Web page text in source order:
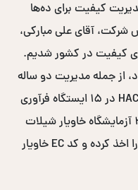
کیفیت برای ده‌ها
آقای علی مبارکی،
کیفیت در کشور شدیم.
از جمله مدیریت دو ساله
پروژه ایمنی و بهداشت مواد غذایی HACCP در ۱۵ ایستگاه فرآوری
خاویار ایران و استانداردسازی GLP در ۳ آزمایشگاه خاویار شیلات
ایران، توانستیم تایید اتحادیه اروپایی را اخذ کرده و کد EC خاویار